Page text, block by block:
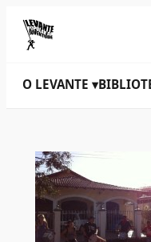
O LEVANTE ▾